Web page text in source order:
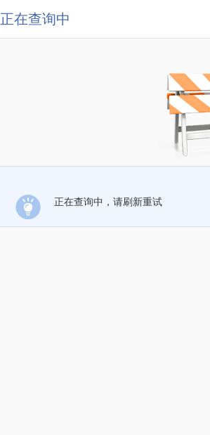
正在查询中
正在查询中，请刷新重试